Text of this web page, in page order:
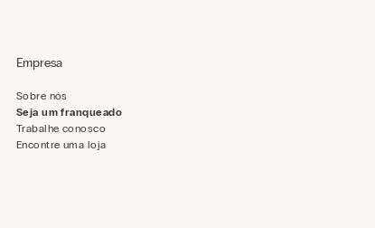
Empresa
Sobre nós
Seja um franqueado
Trabalhe conosco
Encontre uma loja